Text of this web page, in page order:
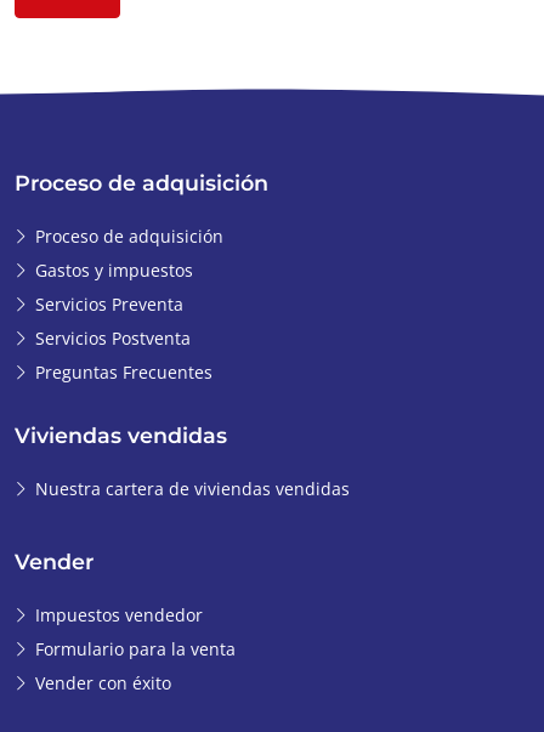
Proceso de adquisición
Proceso de adquisición
Gastos y impuestos
Servicios Preventa
Servicios Postventa
Preguntas Frecuentes
Viviendas vendidas
Nuestra cartera de viviendas vendidas
Vender
Impuestos vendedor
Formulario para la venta
Vender con éxito